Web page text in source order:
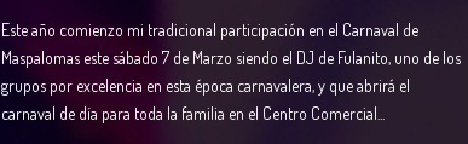
Este año comienzo mi tradicional participación en el Carnaval de
Maspalomas este sábado 7 de Marzo siendo el DJ de Fulanito, uno de los
grupos por excelencia en esta época carnavalera, y que abrirá el
carnaval de día para toda la familia en el Centro Comercial...